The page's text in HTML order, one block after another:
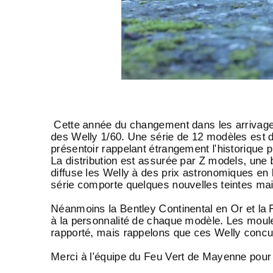
Cette année du changement dans les
des Welly 1/60. Une série de 12 modèles est
présentoir rappelant étrangement l'historique
La distribution est assurée par Z models,
diffuse les Welly à des prix astronomiques
série comporte quelques nouvelles teintes
Néanmoins la Bentley Continental en Or et la
à la personnalité de chaque modèle. Les
rapporté, mais rappelons que ces Welly
Merci à l'équipe du Feu Vert de Mayenne